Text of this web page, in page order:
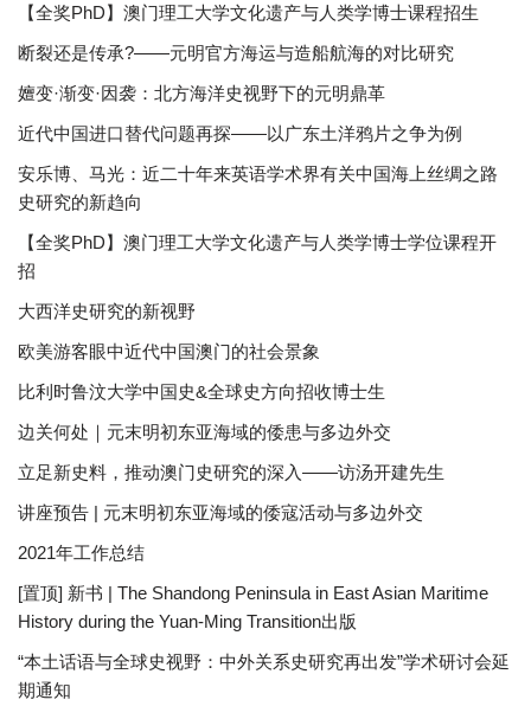
【全奖PhD】澳门理工大学文化遗产与人类学博士课程招生
断裂还是传承?——元明官方海运与造船航海的对比研究
嬗变·渐变·因袭：北方海洋史视野下的元明鼎革
近代中国进口替代问题再探——以广东土洋鸦片之争为例
安乐博、马光：近二十年来英语学术界有关中国海上丝绸之路
史研究的新趋向
【全奖PhD】澳门理工大学文化遗产与人类学博士学位课程开
招
大西洋史研究的新视野
欧美游客眼中近代中国澳门的社会景象
比利时鲁汶大学中国史&全球史方向招收博士生
边关何处｜元末明初东亚海域的倭患与多边外交
立足新史料，推动澳门史研究的深入——访汤开建先生
讲座预告 | 元末明初东亚海域的倭寇活动与多边外交
2021年工作总结
[置顶] 新书 | The Shandong Peninsula in East Asian Maritime
History during the Yuan-Ming Transition出版
“本土话语与全球史视野：中外关系史研究再出发”学术研讨会延
期通知